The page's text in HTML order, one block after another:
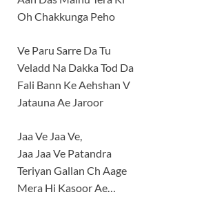
Oh Chakkunga Peho
Ve Paru Sarre Da Tu
Veladd Na Dakka Tod Da
Fali Bann Ke Aehshan V
Jatauna Ae Jaroor
Jaa Ve Jaa Ve,
Jaa Jaa Ve Patandra
Teriyan Gallan Ch Aage
Mera Hi Kasoor Ae…